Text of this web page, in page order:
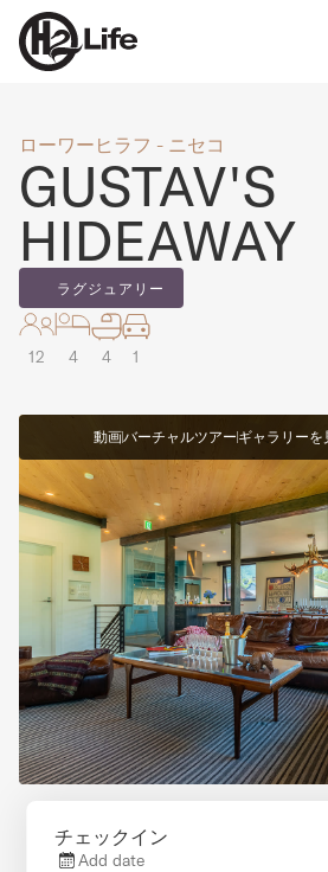
ローワーヒラフ - ニセコ
GUSTAV'S
HIDEAWAY
ラグジュアリー
12 4 4 1
動画バーチャルツアーギャラリーを
チェックイン
Add date